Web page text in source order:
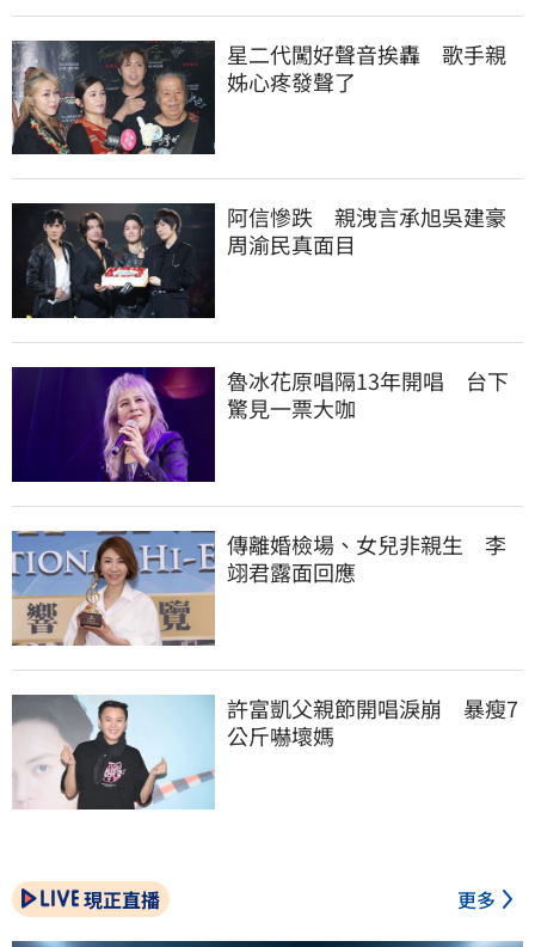
星二代闖好聲音挨轟　歌手親
姊心疼發聲了
阿信慘跌　親洩言承旭吳建豪
周渝民真面目
魯冰花原唱隔13年開唱　台下
驚見一票大咖
傳離婚檢場、女兒非親生　李
翊君露面回應
許富凱父親節開唱淚崩　暴瘦7
公斤嚇壞媽
現正直播 更多